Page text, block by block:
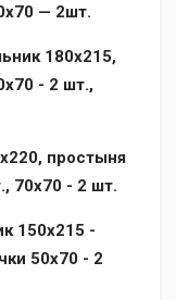
— 2шт.
180х215,
- 2 шт.,
простыня
70x70 - 2 шт.
150х215 -
50х70 - 2